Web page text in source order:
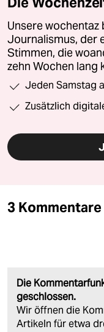
Unsere
Journalismus, der
Stimmen, die
zehn Wochen lang
Jeden Samstag
Zusätzlich
3 Kommentare
Die
geschlossen.
Wir öffnen die
Artikeln für etwa